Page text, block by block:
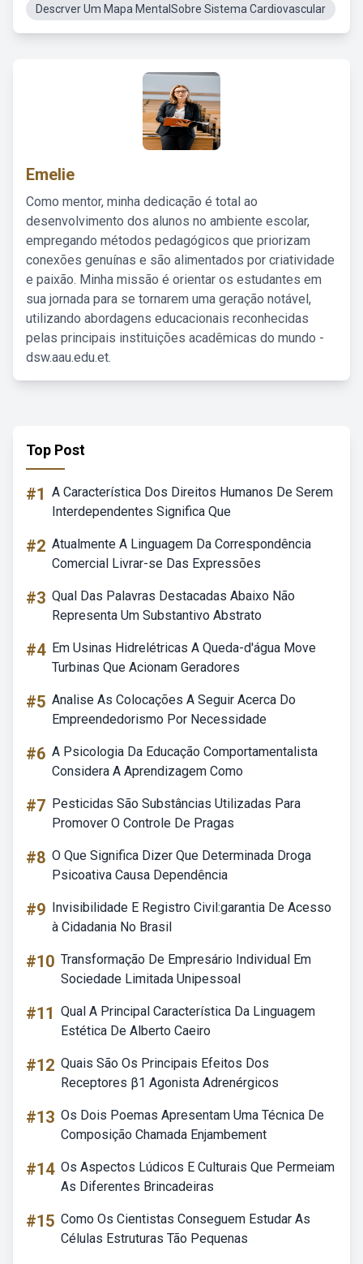
Descrver Um Mapa MentalSobre Sistema Cardiovascular
Emelie
Como mentor, minha dedicação é total ao
desenvolvimento dos alunos no ambiente escolar,
empregando métodos pedagógicos que priorizam
conexões genuínas e são alimentados por criatividade
e paixão. Minha missão é orientar os estudantes em
sua jornada para se tornarem uma geração notável,
utilizando abordagens educacionais reconhecidas
pelas principais instituições acadêmicas do mundo -
dsw.aau.edu.et.
Top Post
#1 A Característica Dos Direitos Humanos De Serem
Interdependentes Significa Que
#2 Atualmente A Linguagem Da Correspondência
Comercial Livrar-se Das Expressões
#3 Qual Das Palavras Destacadas Abaixo Não
Representa Um Substantivo Abstrato
#4 Em Usinas Hidrelétricas A Queda-d'água Move
Turbinas Que Acionam Geradores
#5 Analise As Colocações A Seguir Acerca Do
Empreendedorismo Por Necessidade
#6 A Psicologia Da Educação Comportamentalista
Considera A Aprendizagem Como
#7 Pesticidas São Substâncias Utilizadas Para
Promover O Controle De Pragas
#8 O Que Significa Dizer Que Determinada Droga
Psicoativa Causa Dependência
#9 Invisibilidade E Registro Civil:garantia De Acesso
à Cidadania No Brasil
#10 Transformação De Empresário Individual Em
Sociedade Limitada Unipessoal
#11 Qual A Principal Característica Da Linguagem
Estética De Alberto Caeiro
#12 Quais São Os Principais Efeitos Dos
Receptores β1 Agonista Adrenérgicos
#13 Os Dois Poemas Apresentam Uma Técnica De
Composição Chamada Enjambement
#14 Os Aspectos Lúdicos E Culturais Que Permeiam
As Diferentes Brincadeiras
#15 Como Os Cientistas Conseguem Estudar As
Células Estruturas Tão Pequenas